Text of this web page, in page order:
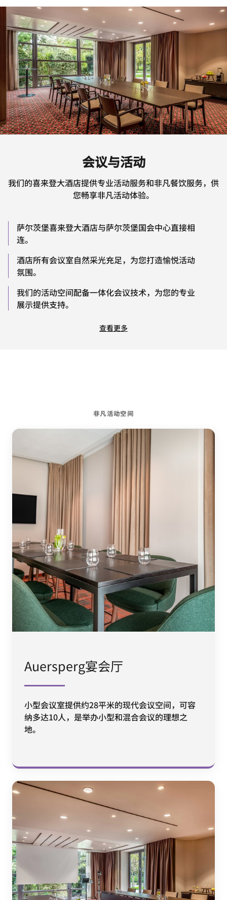
会议与活动
我们的喜来登大酒店提供专业活动服务和非凡餐饮服务，供
您畅享非凡活动体验。
萨尔茨堡喜来登大酒店与萨尔茨堡国会中心直接相
连。
酒店所有会议室自然采光充足，为您打造愉悦活动
氛围。
我们的活动空间配备一体化会议技术，为您的专业
展示提供支持。
查看更多
非凡活动空间
Auersperg宴会厅
小型会议室提供约28平米的现代会议空间，可容
纳多达10人，是举办小型和混合会议的理想之
地。